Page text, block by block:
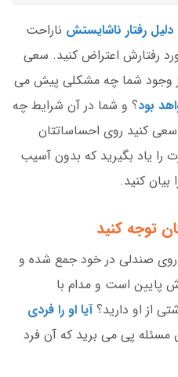
دلیل رفتار ناشایستش ناراحت
رفتارش اعتراض کنید. سعی
وجود شما چه مشکلی پیش می
بود؟ و شما در آن شرایط چه
کنید روی احساساتتان
را یاد بگیرید که بدون آسیب
بیان کنید.
روی صندلی در خود جمع شده و
پایین است و مدام با
از او دارید؟آیا او را فردی
مسئله پی می برید که آن فرد